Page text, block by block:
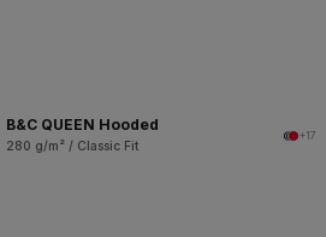
B&C QUEEN Hooded
280 g/m² / Classic Fit
+17